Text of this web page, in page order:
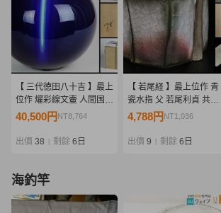
【 三代徳田八十吉 】最上
位作 燿彩線文壷 人間国宝
共箱 保証
40,500円 NT8,764
出價 38 剩餘 6日
【 若尾経 】最上位作 青
瓷水指 父 若尾利貞 共箱
保証
4,788円 NT1,036
出價 9 剩餘 6日
海釣竿